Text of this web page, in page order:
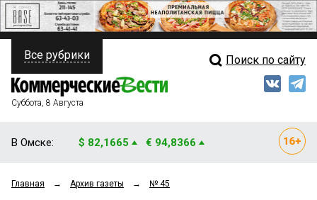
ПОЛИТИКА
ФИНАНСЫ
ОБЩЕСТВО
Свежий выпуск
Все рубрики Поиск по сайту
Суббота, 8 Августа
В Омске: $ 82,1665 € 94,8366
Главная → Архив газеты → № 45